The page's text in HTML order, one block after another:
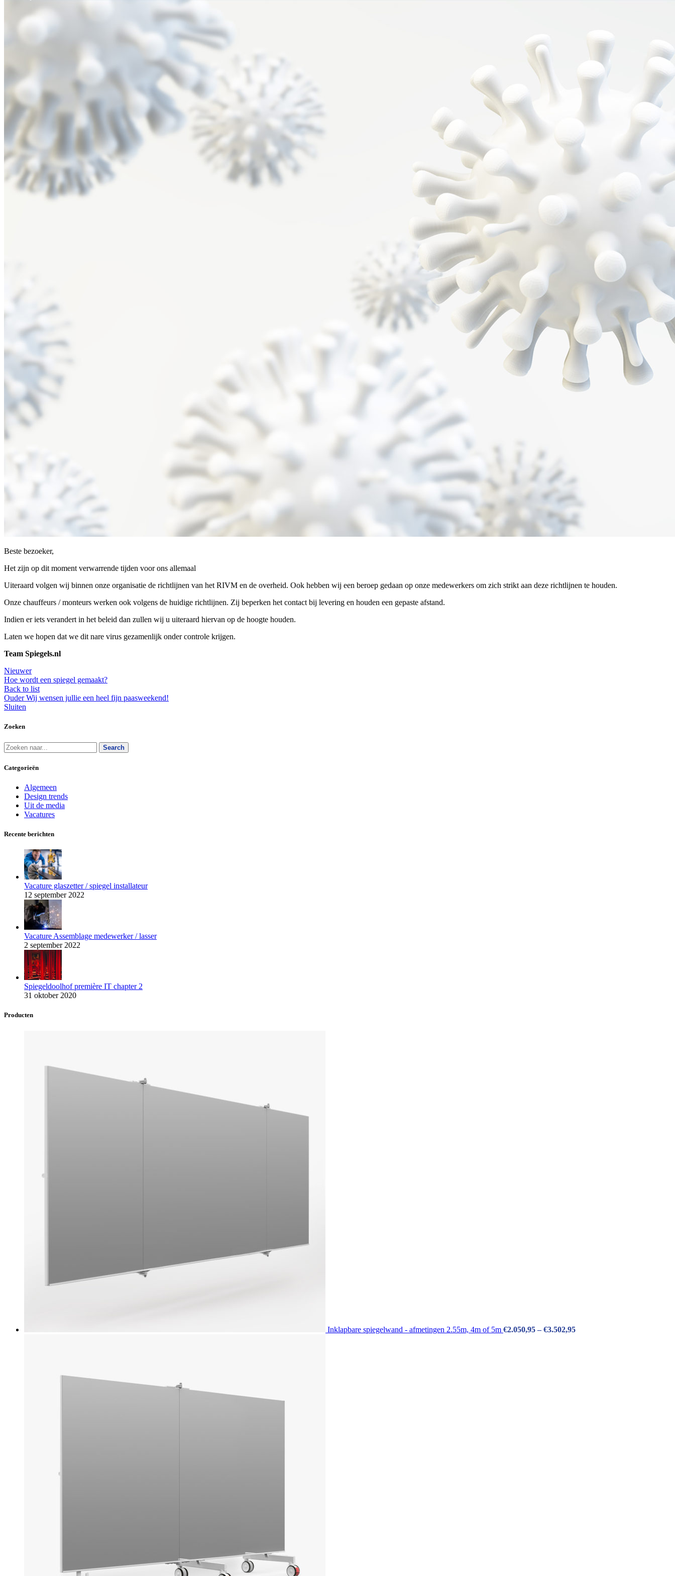
Beste bezoeker,
Het zijn op dit moment verwarrende tijden voor ons allemaal
Uiteraard volgen wij binnen onze organisatie de richtlijnen van het RIVM en de overheid. Ook hebben wij een beroep gedaan op onze medewerkers om zich strikt aan deze richtlijnen te houden.
Onze chauffeurs / monteurs werken ook volgens de huidige richtlijnen. Zij beperken het contact bij levering en houden een gepaste afstand.
Indien er iets verandert in het beleid dan zullen wij u uiteraard hiervan op de hoogte houden.
Laten we hopen dat we dit nare virus gezamenlijk onder controle krijgen.
Team Spiegels.nl
Nieuwer
Hoe wordt een spiegel gemaakt?
Back to list
Ouder Wij wensen jullie een heel fijn paasweekend!
Sluiten
Zoeken
Search
Categorieën
Algemeen
Design trends
Uit de media
Vacatures
Recente berichten
Vacature glaszetter / spiegel installateur
12 september 2022
Vacature Assemblage medewerker / lasser
2 september 2022
Spiegeldoolhof première IT chapter 2
31 oktober 2020
Producten
Inklapbare spiegelwand - afmetingen 2.55m, 4m of 5m €2.050,95–€3.502,95